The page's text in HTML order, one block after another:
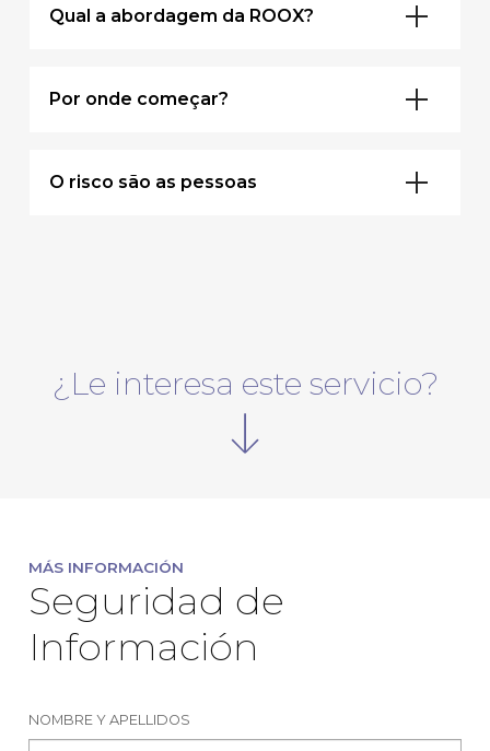
Qual a abordagem da ROOX?
Por onde começar?
O risco são as pessoas
¿Le interesa este servicio?
MÁS INFORMACIÓN
Seguridad de
Información
NOMBRE Y APELLIDOS